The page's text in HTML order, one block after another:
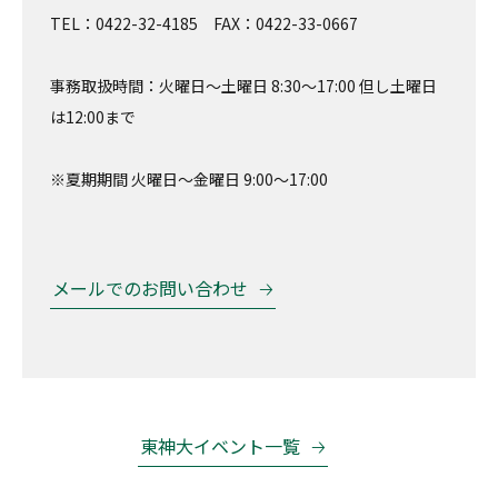
TEL：0422-32-4185 FAX：0422-33-0667
事務取扱時間：火曜日～土曜日 8:30～17:00 但し土曜日
は12:00まで
※夏期期間 火曜日～金曜日 9:00～17:00
メールでのお問い合わせ
東神大イベント一覧